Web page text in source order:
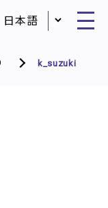
k_suzuki